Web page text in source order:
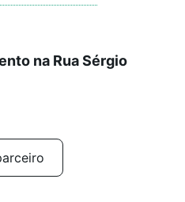
na Rua Sérgio